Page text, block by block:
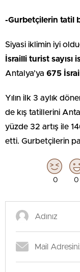
-Gurbetçilerin tatil
Siyasi iklimin iyi
İsrailli turist sayısı
Antalya’ya 675
Yılın ilk 3 aylık
de kış tatillerini
yüzde 32 artış ile
etti. Gurbetçilerin
0 0